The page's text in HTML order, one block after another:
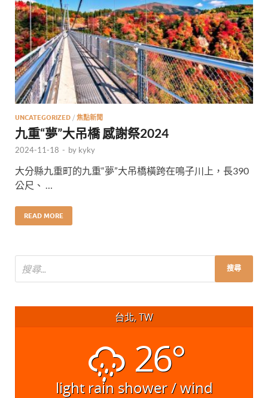
UNCATEGORIZED / 焦點新聞
九重“夢”大吊橋 感謝祭2024
2024-11-18 - by kyky
大分縣九重町的九重“夢”大吊橋橫跨在鳴子川上，長390
公尺、 …
READ MORE
台北, TW
26°
light rain shower / wind